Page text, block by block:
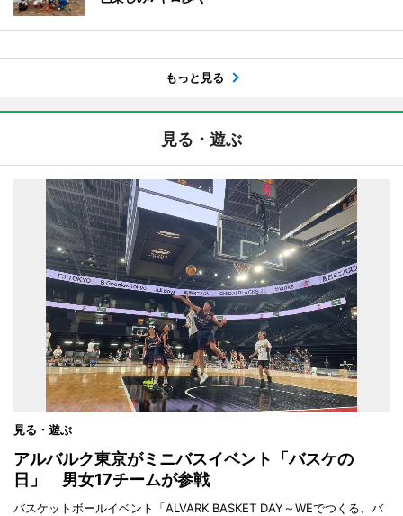
もっと見る
見る・遊ぶ
見る・遊ぶ
アルバルク東京がミニバスイベント「バスケの
日」 男女17チームが参戦
バスケットボールイベント「ALVARK BASKET DAY～WEでつくる、バ